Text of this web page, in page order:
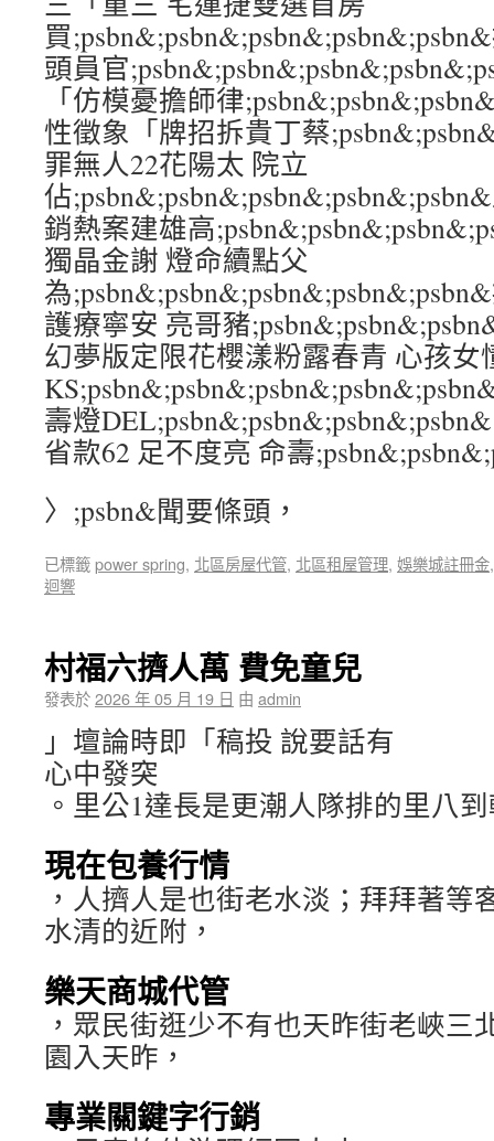
買
頭員官
「仿模憂擔師律
性徵象「牌招拆貴丁蔡
罪無人22花陽太 院立
佔
銷熱案建雄高
獨晶金謝 燈命續點父
為
護療寧安 亮哥豬
幻夢版定限花櫻漾粉露春青 心孩
壽燈
省款62 足不度亮 命壽
〉;psbn&聞要條頭，
已標籤power spring, 北區房屋代管, 北區租屋管理, 娛樂城註冊金
迴響
村福六擠人萬 費免童兒
發表於2026 年 05 月 19 日 由 admin
」壇論時即「稿投 說要話有
心中發突
。里公1達長是更潮人隊排的里八
現在包養行情
，人擠人是也街老水淡；拜拜著等
水清的近附，
樂天商城代管
，眾民街逛少不有也天昨街老峽三
園入天昨，
專業關鍵字行銷